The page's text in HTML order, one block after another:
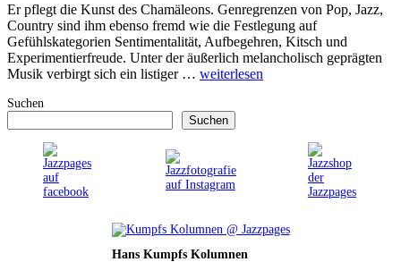
Er pflegt die Kunst des Chamäleons. Genregrenzen von Pop, Jazz,
Country sind ihm ebenso fremd wie die Festlegung auf
Gefühlskategorien Sentimentalität, Aufbegehren, Kitsch und
Experimentierfreude. Unter der äußerlich melancholisch geprägten
Musik verbirgt sich ein listiger … weiterlesen
Suchen
Suchen
Hans Kumpfs Kolumnen